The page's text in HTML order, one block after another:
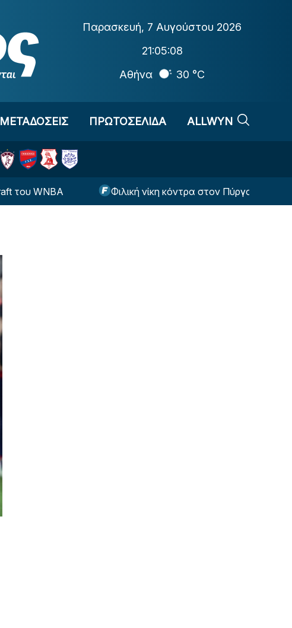
Παρασκευή, 7 Αυγούστου 2026
21:05:09
Αθήνα
30 °C
ΜΕΤΑΔΟΣΕΙΣ ΠΡΩΤΟΣΕΛΙΔΑ ALLWYN
Φιλική νίκη κόντρα στον Πύργο για τον Αστέρα